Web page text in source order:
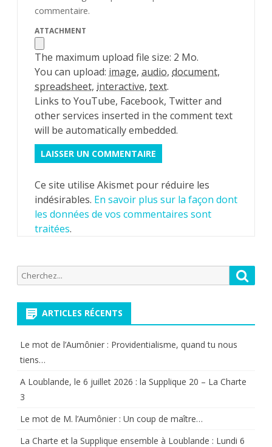
commentaire.
ATTACHMENT
The maximum upload file size: 2 Mo.
You can upload: image, audio, document,
spreadsheet, interactive, text.
Links to YouTube, Facebook, Twitter and
other services inserted in the comment text
will be automatically embedded.
Ce site utilise Akismet pour réduire les
indésirables. En savoir plus sur la façon dont
les données de vos commentaires sont
traitées.
Recherche
pour:
ARTICLES RÉCENTS
Le mot de l’Aumônier : Providentialisme, quand tu nous
tiens…
A Loublande, le 6 juillet 2026 : la Supplique 20 – La Charte
3
Le mot de M. l’Aumônier : Un coup de maître…
La Charte et la Supplique ensemble à Loublande : Lundi 6